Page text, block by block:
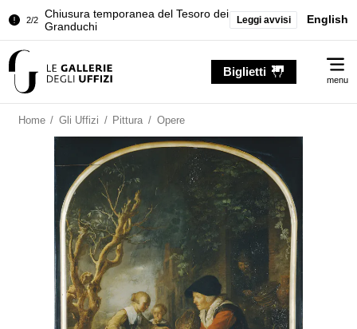
2/2
Chiusura temporanea del Tesoro dei
Granduchi
della Sala dell'Iliade
Granduchi
Leggi avvisi English
Biglietti
menu
Home / Gli Uffizi / Pittura / Opere